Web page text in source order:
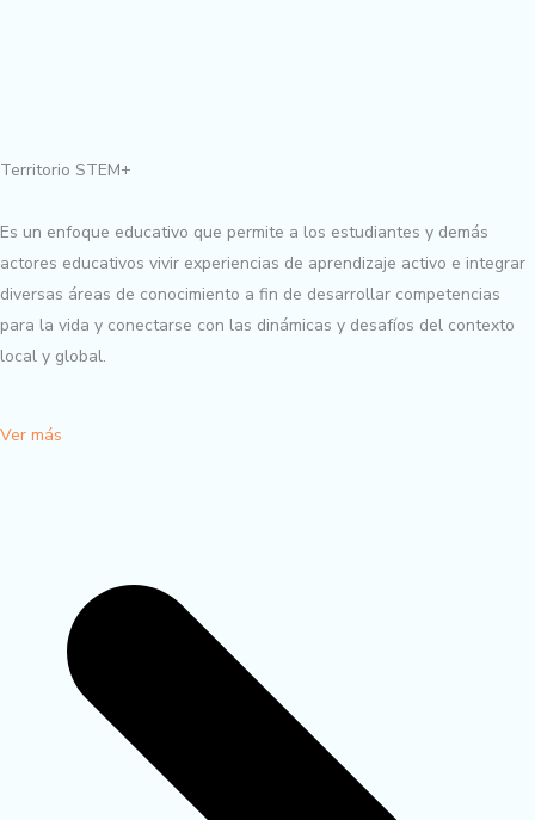
Territorio STEM+
Es un enfoque educativo que permite a los estudiantes y demás
actores educativos vivir experiencias de aprendizaje activo e integrar
diversas áreas de conocimiento a fin de desarrollar competencias
para la vida y conectarse con las dinámicas y desafíos del contexto
local y global.
Ver más